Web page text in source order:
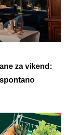
za vikend: